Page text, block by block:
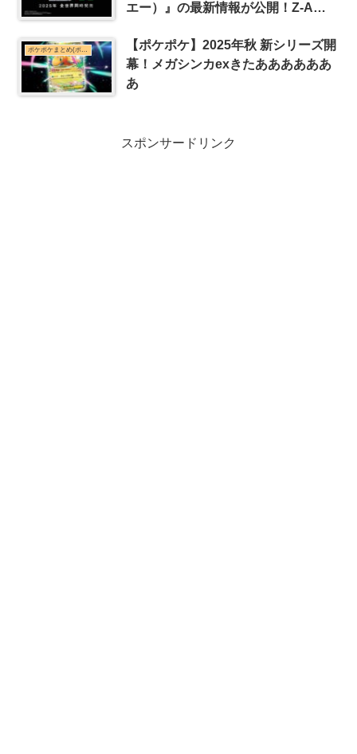
エー）』の最新情報が公開！Z-A
ポケポケまとめ(ポケモンカード)
【ポケポケ】2025年秋 新シリーズ開
幕！メガシンカexきたああああああ
あ
スポンサードリンク